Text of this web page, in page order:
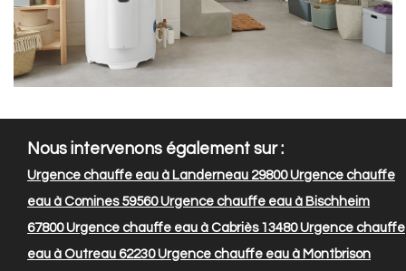
Nous intervenons également sur :
Urgence chauffe eau à Landerneau 29800Urgence chauffe
eau à Comines 59560Urgence chauffe eau à Bischheim
67800Urgence chauffe eau à Cabriès 13480Urgence chauffe
eau à Outreau 62230Urgence chauffe eau à Montbrison